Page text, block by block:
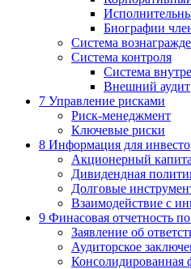
Биографии
Система
Система контроля
Система
Внешний аудит
7 Управление рисками
Риск-менеджмент
Ключевые риски
8 Информация для
Акционерный
Дивидендная
Долговые
Взаимодействие с
9 Финасовая отчетность
Заявление об
Аудиторское
Консолидированная